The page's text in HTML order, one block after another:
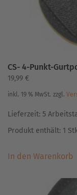
werden
CS- 4-Punkt-
19,99 €
inkl. 19 % MwSt. zzgl.
Lieferzeit: 5
Produkt enthält: 1
In den Warenkorb